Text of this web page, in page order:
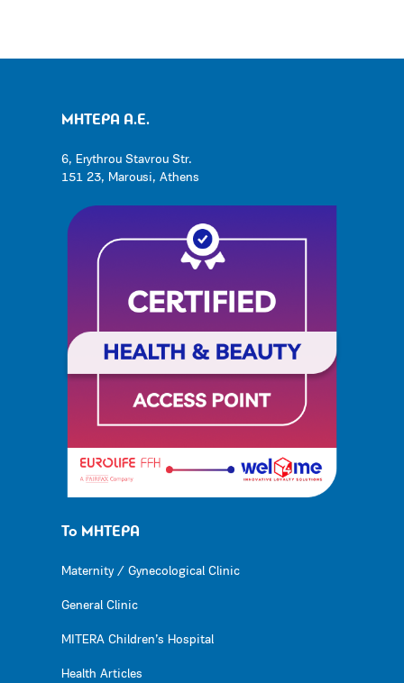
ΜΗΤΕΡΑ Α.Ε.
6, Erythrou Stavrou Str.
151 23, Marousi, Athens
Το ΜΗΤΕΡΑ
Maternity / Gynecological Clinic
General Clinic
MITERA Children’s Hospital
Health Articles